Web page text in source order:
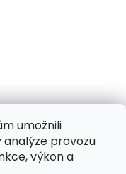
umožnili
provozu
výkon a